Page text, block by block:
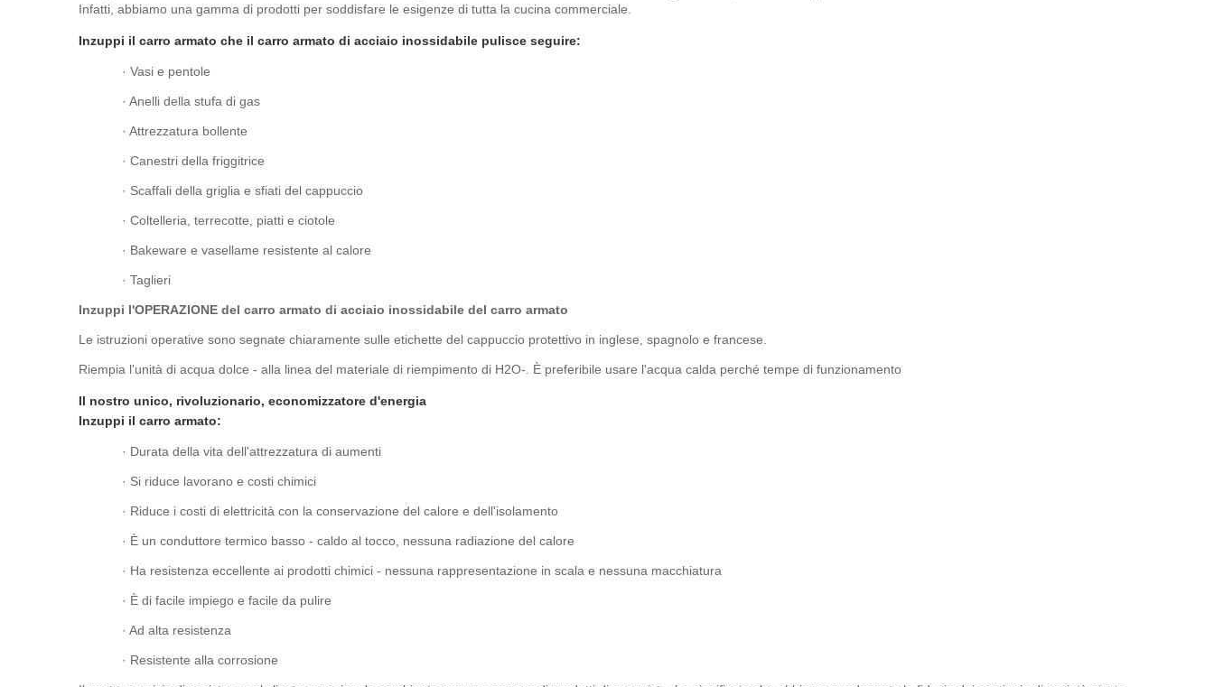
Infatti, abbiamo una gamma di prodotti per soddisfare le esigenze di tutta la cucina commerciale.
Inzuppi il carro armato che il carro armato di acciaio inossidabile pulisce seguire:
· Vasi e pentole
· Anelli della stufa di gas
· Attrezzatura bollente
· Canestri della friggitrice
· Scaffali della griglia e sfiati del cappuccio
· Coltelleria, terrecotte, piatti e ciotole
· Bakeware e vasellame resistente al calore
· Taglieri
Inzuppi l'OPERAZIONE del carro armato di acciaio inossidabile del carro armato
Le istruzioni operative sono segnate chiaramente sulle etichette del cappuccio protettivo in inglese, spagnolo e francese.
Riempia l'unità di acqua dolce - alla linea del materiale di riempimento di H2O-. È preferibile usare l'acqua calda perché tempe di funzionamento
Il nostro unico, rivoluzionario, economizzatore d'energia
Inzuppi il carro armato:
· Durata della vita dell'attrezzatura di aumenti
· Si riduce lavorano e costi chimici
· Riduce i costi di elettricità con la conservazione del calore e dell'isolamento
· È un conduttore termico basso - caldo al tocco, nessuna radiazione del calore
· Ha resistenza eccellente ai prodotti chimici - nessuna rappresentazione in scala e nessuna macchiatura
· È di facile impiego e facile da pulire
· Ad alta resistenza
· Resistente alla corrosione